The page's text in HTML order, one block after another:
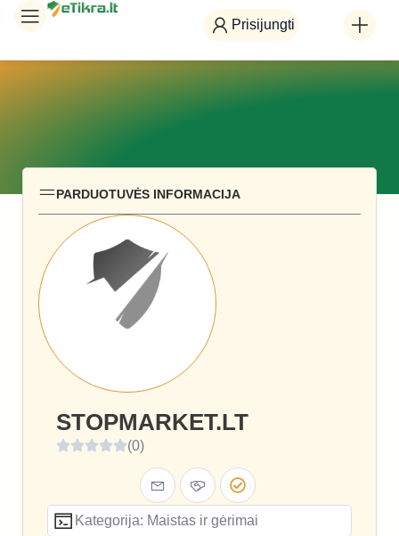
Prisijungti
PARDUOTUVĖS INFORMACIJA
STOPMARKET.LT
(0)
Kategorija: Maistas ir gėrimai